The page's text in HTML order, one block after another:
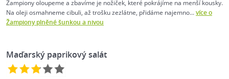
Žampiony oloupeme a zbavíme je nožiček, které pokrájíme na menší kousky.
Na oleji osmahneme cibuli, až trošku zezlátne, přidáme najemno...více o
Žampiony plněné šunkou a nivou
Maďarský paprikový salát